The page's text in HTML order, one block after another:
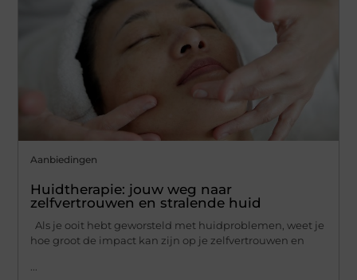
Aanbiedingen
Huidtherapie: jouw weg naar
zelfvertrouwen en stralende huid
Als je ooit hebt geworsteld met huidproblemen, weet je
hoe groot de impact kan zijn op je zelfvertrouwen en